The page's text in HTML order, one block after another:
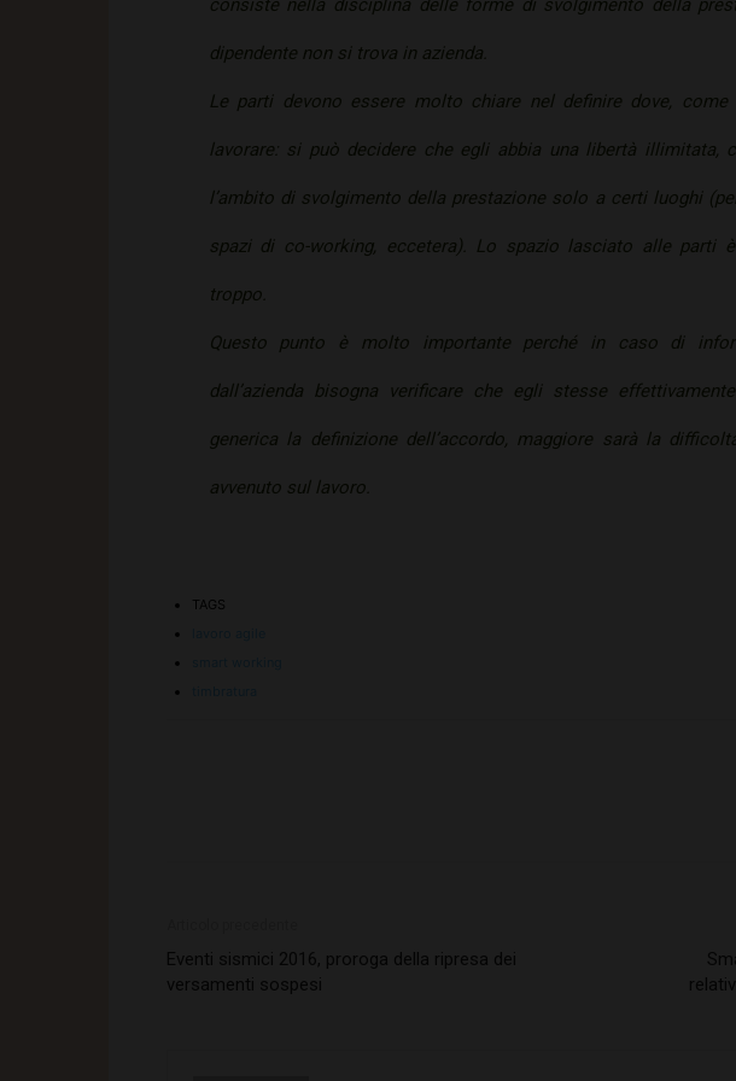
dipendente non si trova in azienda.
Le parti devono essere molto chiare nel definire dove,
lavorare: si può decidere che egli abbia una libertà illimitata,
l’ambito di svolgimento della prestazione solo a certi luoghi
spazi di co-working, eccetera). Lo spazio lasciato alle parti
troppo.
Questo punto è molto importante perché in caso di
dall’azienda bisogna verificare che egli stesse
generica la definizione dell’accordo, maggiore sarà la
avvenuto sul lavoro.
TAGS
Eventi sismici 2016, proroga della ripresa dei
versamenti sospesi